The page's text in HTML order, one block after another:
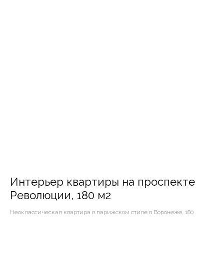
Интерьер квартиры на проспекте
Революции, 180 м2
Неоклассическая квартира в парижском стиле в Воронеже, 180